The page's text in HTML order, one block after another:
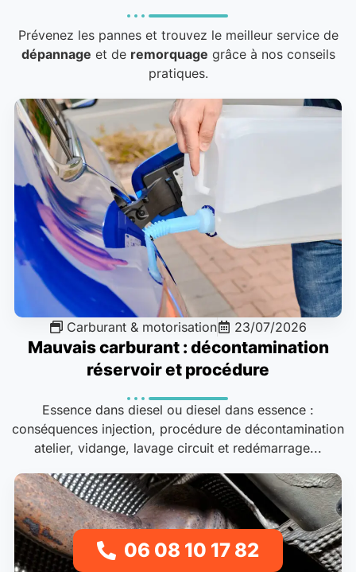
Prévenez les pannes et trouvez le meilleur service de
dépannage et de remorquage grâce à nos conseils
pratiques.
Carburant & motorisation 23/07/2026
Mauvais carburant : décontamination
réservoir et procédure
Essence dans diesel ou diesel dans essence :
conséquences injection, procédure de décontamination
atelier, vidange, lavage circuit et redémarrage...
06 08 10 17 82